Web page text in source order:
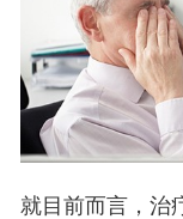
就目前而言，治